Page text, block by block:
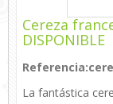
Cereza
DISPONIBLE
Referencia:
La fantástica